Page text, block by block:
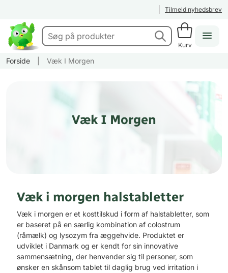
Tilmeld nyhedsbrev
Kurv
Forside Væk I Morgen
Væk I Morgen
Væk i morgen halstabletter
Væk i morgen er et kosttilskud i form af halstabletter, som
er baseret på en særlig kombination af colostrum
(råmælk) og lysozym fra æggehvide. Produktet er
udviklet i Danmark og er kendt for sin innovative
sammensætning, der henvender sig til personer, som
ønsker en skånsom tablet til daglig brug ved irritation i